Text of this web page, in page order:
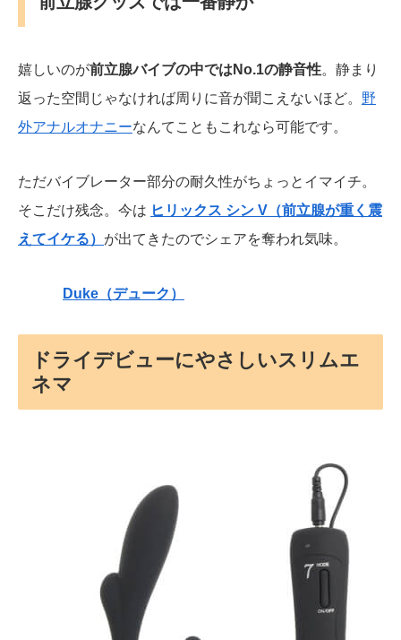
嬉しいのが前立腺バイブの中ではNo.1の静音性。静まり
返った空間じゃなければ周りに音が聞こえないほど。 野
外アナルオナニーなんてこともこれなら可能です。
ただバイブレーター部分の耐久性がちょっとイマイチ。
そこだけ残念。今は ヒリックス シン V（前立腺が重く震
えてイケる） が出てきたのでシェアを奪われ気味。
Duke（デューク）
ドライデビューにやさしいスリムエ
ネマ